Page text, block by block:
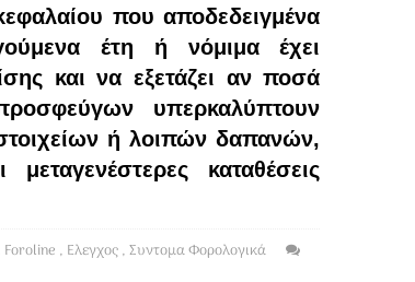
που αποδεδειγμένα
έτη ή νόμιμα έχει
και να εξετάζει αν ποσά
υπερκαλύπτουν
ή λοιπών δαπανών,
καταθέσεις
Foroline , Ελεγχος,Συντομα Φορολογικά